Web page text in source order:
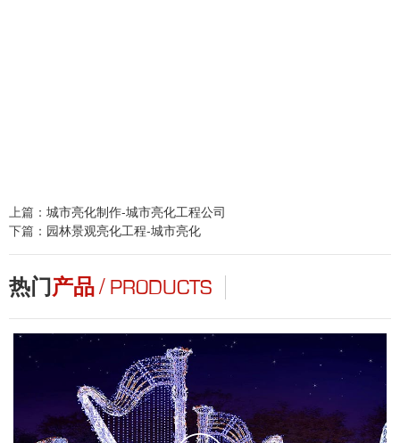
上篇： 城市亮化制作-城市亮化工程公司
下篇： 园林景观亮化工程-城市亮化
热门 产品/ PRODUCTS